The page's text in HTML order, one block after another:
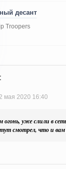
десант
Troopers
мая 2020 16:40
огонь, уже слили в
тут смотрел, что и вам